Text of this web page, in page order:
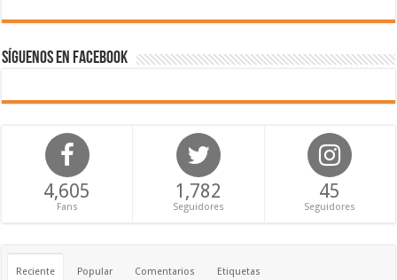
Síguenos en Facebook
4,605
Fans
1,782
Seguidores
45
Seguidores
Reciente Popular Comentarios Etiquetas